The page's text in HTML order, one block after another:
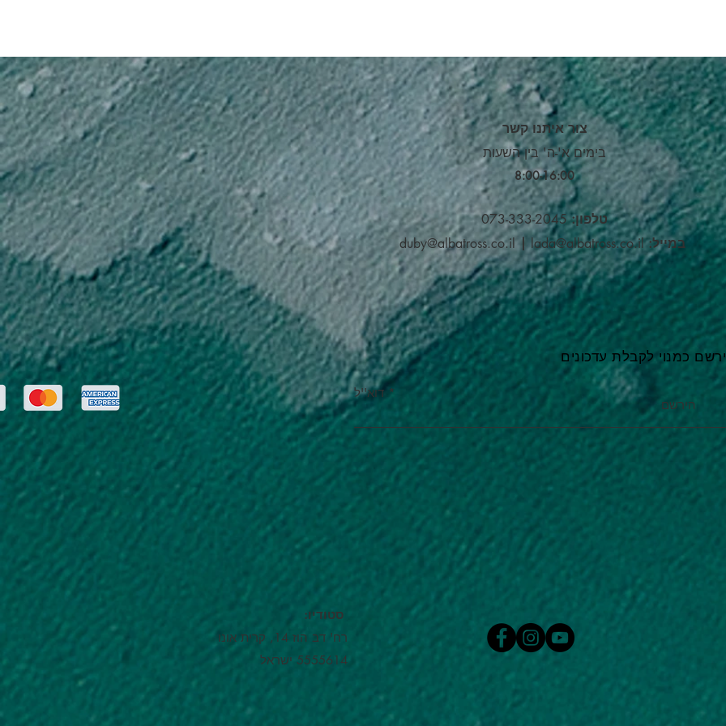
צור איתנו קשר
בימים א'-ה' בין השעות
8:00-16:00​
טלפון:073-333-2045
במייל:
duby@albatross.co.il | lada@albatross.co.il
כמנוי לקבלת עדכונים
דוא''ל
הירשם
רח' דב הוז 14, קרית אונו
5555614 ישראל